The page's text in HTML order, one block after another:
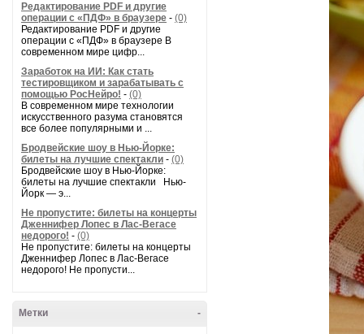
Редактирование PDF и другие
операции с «ПДФ» в браузере - (0)
Редактирование PDF и другие
операции с «ПДФ» в браузере В
современном мире цифр...
Заработок на ИИ: Как стать
тестировщиком и зарабатывать с
помощью РосНейро! - (0)
В современном мире технологии
искусственного разума становятся
все более популярными и ...
Бродвейские шоу в Нью-Йорке:
билеты на лучшие спектакли - (0)
Бродвейские шоу в Нью-Йорке:
билеты на лучшие спектакли Нью-
Йорк — э...
Не пропустите: билеты на концерты
Дженнифер Лопес в Лас-Вегасе
недорого! - (0)
Не пропустите: билеты на концерты
Дженнифер Лопес в Лас-Вегасе
недорого! Не пропусти...
-
Метки